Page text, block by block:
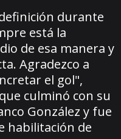
durante
está la
de esa manera y
Agradezco a
el gol",
culminó con su
González y fue
habilitación de